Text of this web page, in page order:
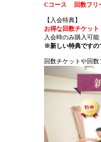
Cコース 回数フリ
【入会特典】
お得な回数チケッ
入会時のみ購入可能
※新しい特典ですの
回数チケットや回